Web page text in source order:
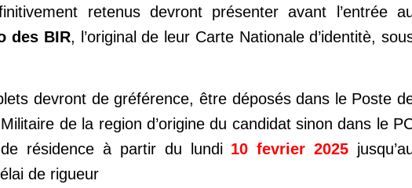
retenus devront présenter avant l’entrée
des BIR, l’original de leur Carte Nationale d’identitè,
devront de gréférence, être déposés dans le Poste
de la region d’origine du candidat sinon dans le
résidence à partir du lundi 10 fevrier 2025
de rigueur